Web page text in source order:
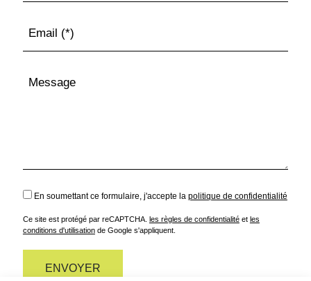
Email (*)
Message
En soumettant ce formulaire, j'accepte la politique de confidentialité
Ce site est protégé par reCAPTCHA. les règles de confidentialitéet les
conditions d'utilisationde Google s'appliquent.